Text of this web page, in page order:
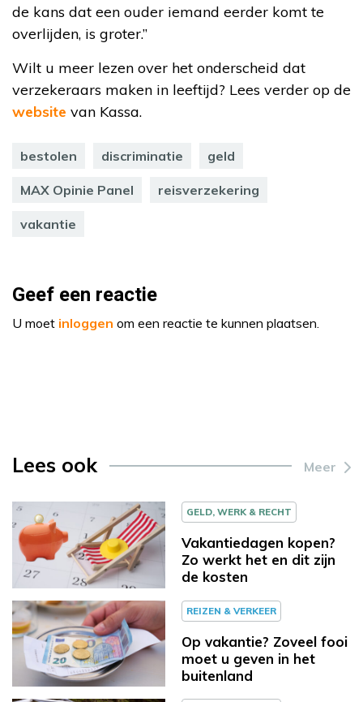
de kans dat een ouder iemand eerder komt te
overlijden, is groter.”
Wilt u meer lezen over het onderscheid dat
verzekeraars maken in leeftijd? Lees verder op de
website van Kassa.
bestolen discriminatie geld
MAX Opinie Panel reisverzekering
vakantie
Geef een reactie
U moet inloggen om een reactie te kunnen plaatsen.
Lees ook Meer
GELD, WERK & RECHT
Vakantiedagen kopen?
Zo werkt het en dit zijn
de kosten
REIZEN & VERKEER
Op vakantie? Zoveel fooi
moet u geven in het
buitenland